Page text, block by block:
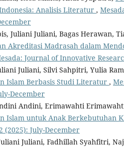
Analisis Literatur ,
Juliani Juliani, Bagas Herawan,
Akreditasi Madrasah dalam
Journal of Innovative
Juliani, Silvi Sahpitri, Yulia
Islam Berbasis Studi Literatur ,
December
Andini, Erimawahti
Islam untuk Anak Berkebutuhan
(2025): July-December
Juliani, Fadhillah Syahfitri,